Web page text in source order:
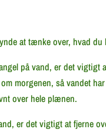
at tænke over, hvad
på vand, er det
morgenen, så vandet
over hele plænen.
er det vigtigt at fjerne